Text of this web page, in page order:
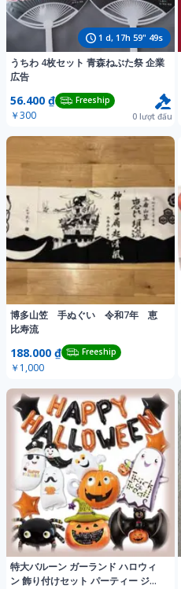
1 d, 17h 59" 46s
うちわ 4枚セット 青森ねぶた祭 企業
広告
56.400 ₫ Freeship
￥300 0 lượt đấu
博多山笠 手ぬぐい 令和7年 恵
比寿流
188.000 ₫ Freeship
￥1,000
特大バルーン ガーランド ハロウィ
ン 飾り付けセット パーティー ジャ